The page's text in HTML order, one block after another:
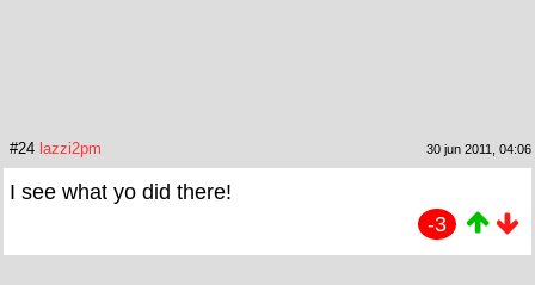
#24 lazzi2pm 30 jun 2011, 04:06
I see what yo did there!
-3